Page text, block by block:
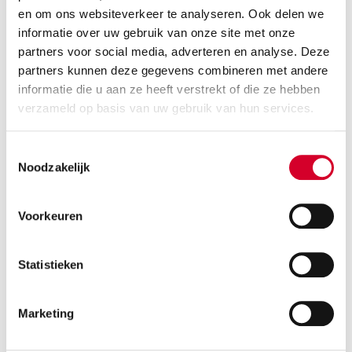
en om ons websiteverkeer te analyseren. Ook delen we
informatie over uw gebruik van onze site met onze
partners voor social media, adverteren en analyse. Deze
partners kunnen deze gegevens combineren met andere
informatie die u aan ze heeft verstrekt of die ze hebben
verzameld op basis van uw gebruik van hun services.
Noodzakelijk
Voorkeuren
Statistieken
Marketing
Voor zowel korte als lange afstanden is de Kia E-Niro
zeer geschikt als elektrisch zakelijk voertuig.
Renault Zoe: de ideale stadsauto
hoge kwaliteit. Met een actieradius van 395 kilometer
waardoor de auto heel makkelijk door de bochten
gaat, en deze middenklasser trekt lekker vlot op.
Veel benzineauto’s mogen vanaf 2025 de stad niet
meer in. Mede daarom is de elektrische Renault Zoe